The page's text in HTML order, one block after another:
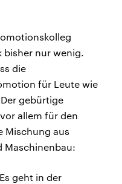
bisher nur wenig.
die
für Leute wie
gebürtige
allem für den
Mischung aus
Maschinenbau:
geht in der